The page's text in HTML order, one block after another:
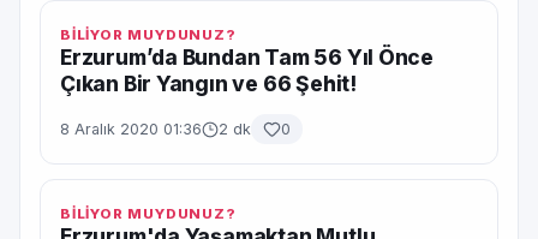
BİLİYOR MUYDUNUZ?
Erzurum’da Bundan Tam 56 Yıl Önce
Çıkan Bir Yangın ve 66 Şehit!
8 Aralık 2020 01:36 2 dk 0
BİLİYOR MUYDUNUZ?